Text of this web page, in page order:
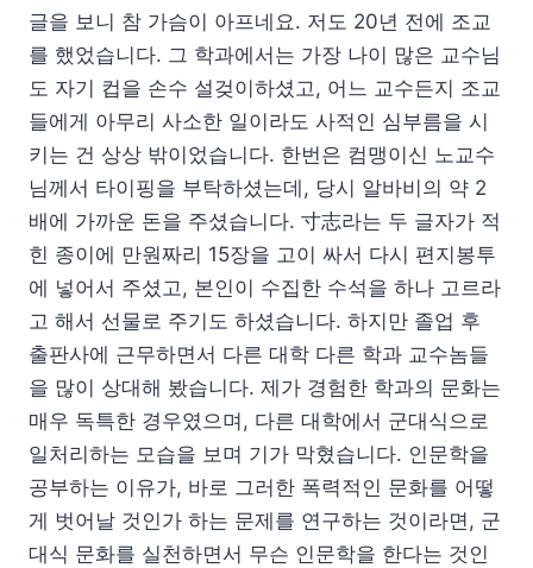
글을 보니 참 가슴이 아프네요. 저도 20년 전에 조교
를 했었습니다. 그 학과에서는 가장 나이 많은 교수님
도 자기 컵을 손수 설겆이하셨고, 어느 교수든지 조교
들에게 아무리 사소한 일이라도 사적인 심부름을 시
키는 건 상상 밖이었습니다. 한번은 컴맹이신 노교수
님께서 타이핑을 부탁하셨는데, 당시 알바비의 약 2
배에 가까운 돈을 주셨습니다. 寸志라는 두 글자가 적
힌 종이에 만원짜리 15장을 고이 싸서 다시 편지봉투
에 넣어서 주셨고, 본인이 수집한 수석을 하나 고르라
고 해서 선물로 주기도 하셨습니다. 하지만 졸업 후
출판사에 근무하면서 다른 대학 다른 학과 교수놈들
을 많이 상대해 봤습니다. 제가 경험한 학과의 문화는
매우 독특한 경우였으며, 다른 대학에서 군대식으로
일처리하는 모습을 보며 기가 막혔습니다. 인문학을
공부하는 이유가, 바로 그러한 폭력적인 문화를 어떻
게 벗어날 것인가 하는 문제를 연구하는 것이라면, 군
대식 문화를 실천하면서 무슨 인문학을 한다는 것인